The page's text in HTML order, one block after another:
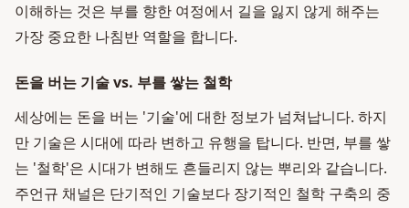
이해하는 것은 부를 향한 여정에서 길을 잃지 않게 해주는
가장 중요한 나침반 역할을 합니다.
돈을 버는 기술 vs. 부를 쌓는 철학
세상에는 돈을 버는 '기술'에 대한 정보가 넘쳐납니다. 하지
만 기술은 시대에 따라 변하고 유행을 탑니다. 반면, 부를 쌓
는 '철학'은 시대가 변해도 흔들리지 않는 뿌리와 같습니다.
주언규 채널은 단기적인 기술보다 장기적인 철학 구축의 중